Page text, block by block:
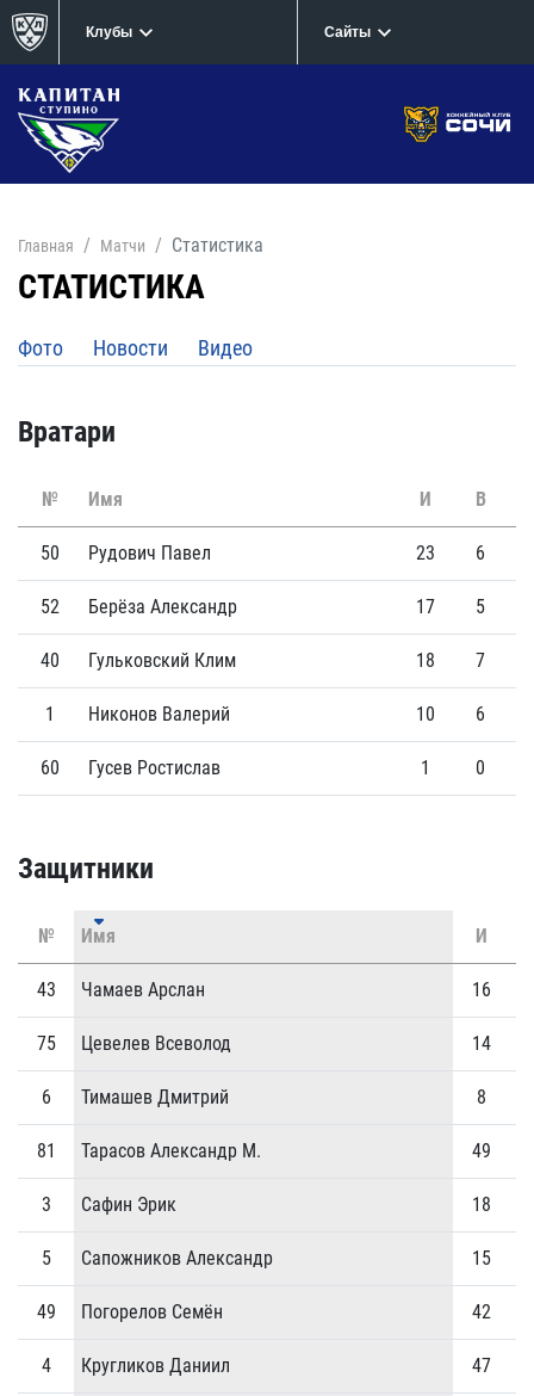
Клубы Сайты
Главная Матчи Статистика
СТАТИСТИКА
Фото Новости Видео
Вратари
№ Имя И В
50 Рудович Павел 23 6
52 Берёза Александр 17 5
40 Гульковский Клим 18 7
1 Никонов Валерий 10 6
60 Гусев Ростислав 1 0
Защитники
№ Имя И
43 Чамаев Арслан 16
75 Цевелев Всеволод 14
6 Тимашев Дмитрий 8
81 Тарасов Александр М. 49
3 Сафин Эрик 18
5 Сапожников Александр 15
49 Погорелов Семён 42
4 Кругликов Даниил 47